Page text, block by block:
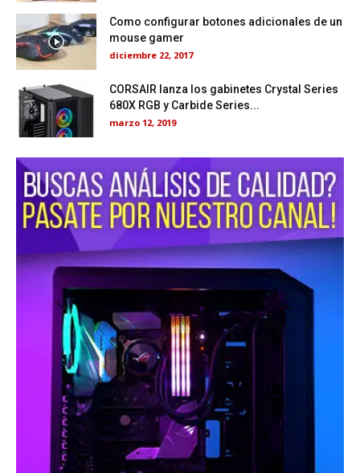
Como configurar botones adicionales de un
mouse gamer
diciembre 22, 2017
CORSAIR lanza los gabinetes Crystal Series
680X RGB y Carbide Series...
marzo 12, 2019